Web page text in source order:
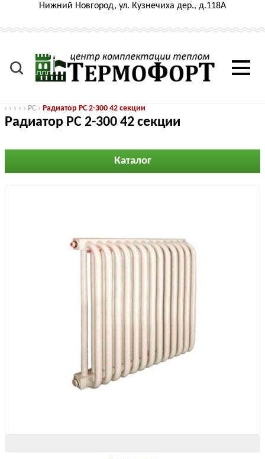
Нижний Новгород, ул. Кузнечиха дер., д.118А
› › › › › РС › Радиатор РС 2-300 42 секции
Радиатор РС 2-300 42 секции
Каталог